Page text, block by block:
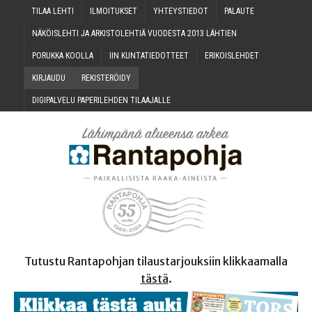
TILAA LEH­TI ILMOI­TUK­SET YHTEYS­TIE­DOT PALAU­TE
NÄKÖIS­LEH­TI JA ARKIS­TO­LEH­TIÄ VUO­DES­TA 2013 LÄHTIEN
PORUK­KA KOOLLA IIN KUN­TA­TIE­DOT­TEET ERI­KOIS­LEH­DET
KIR­JAU­DU REKIS­TE­RÖI­DY
DIGI­PAL­VE­LU PAPE­RI­LEH­DEN TILAAJALLE
Tutustu Rantapohjan tilaustarjouksiin klikkaamalla
tästä.